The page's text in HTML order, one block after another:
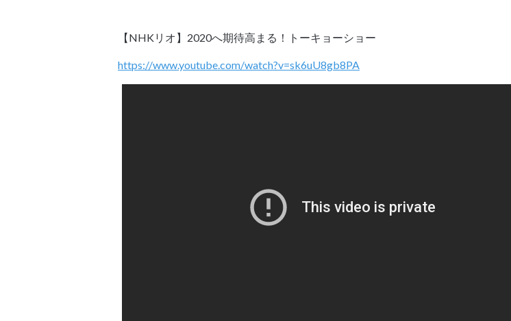
【NHKリオ】2020へ期待高まる！トーキョーショー
https://www.youtube.com/watch?v=sk6uU8gb8PA